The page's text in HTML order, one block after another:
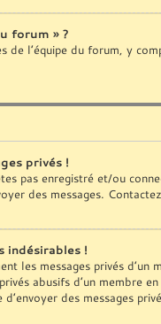
forum » ?
de l’équipe du forum, y
privés !
pas enregistré et/ou
des messages.
indésirables !
les messages privés
abusifs d’un
des messages